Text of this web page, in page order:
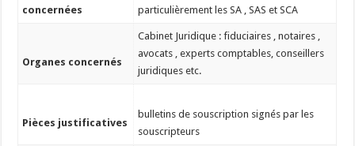
concernées
particulièrement les SA , SAS et SCA
Organes concernés
Cabinet Juridique : fiduciaires , notaires ,
avocats , experts comptables, conseillers
juridiques etc.
Pièces justificatives
bulletins de souscription signés par les
souscripteurs